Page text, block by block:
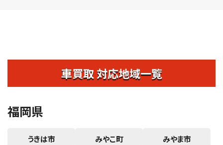
車買取 対応地域一覧
福岡県
うきは市 みやこ町 みやま市